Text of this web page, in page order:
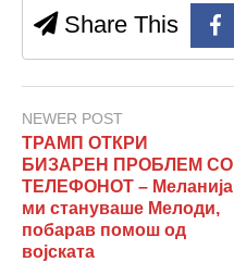
Share This
NEWER POST
ТРАМП ОТКРИ
БИЗАРЕН ПРОБЛЕМ СО
ТЕЛЕФОНОТ – Меланија
ми стануваше Мелоди,
побарав помош од
војската